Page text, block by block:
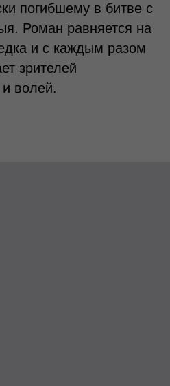
погибшему в битве с
Роман равняется на
и с каждым разом
зрителей
волей.